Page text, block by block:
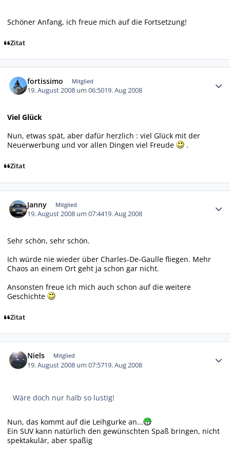
Schöner Anfang, ich freue mich auf die Fortsetzung!
Zitat
fortissimo Mitglied
19. August 2008 um 06:5019. Aug 2008
Viel Glück
Nun, etwas spät, aber dafür herzlich : viel Glück mit der
Neuerwerbung und vor allen Dingen viel Freude
.
Zitat
Janny Mitglied
19. August 2008 um 07:4419. Aug 2008
Sehr schön, sehr schön.
Ich würde nie wieder über Charles-De-Gaulle fliegen. Mehr
Chaos an einem Ort geht ja schon gar nicht.
Ansonsten freue ich mich auch schon auf die weitere
Geschichte
Zitat
Niels Mitglied
19. August 2008 um 07:5719. Aug 2008
Wäre doch nur halb so lustig!
Nun, das kommt auf die Leihgurke an...
Ein SUV kann natürlich den gewünschten Spaß bringen, nicht
spektakulär, aber spaßig